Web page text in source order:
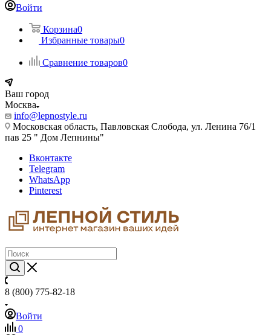
Войти
Корзина0
Избранные товары0
Сравнение товаров0
Ваш город
Москва
info@lepnostyle.ru
Московская область, Павловская Слобода, ул. Ленина 76/1
пав 25 " Дом Лепнины"
Вконтакте
Telegram
WhatsApp
Pinterest
8 (800) 775-82-18
Войти
0